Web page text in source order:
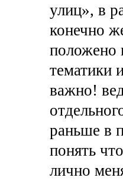
улиц», в
конечно
положено
тематики
важно!
раньше в
понять
лично